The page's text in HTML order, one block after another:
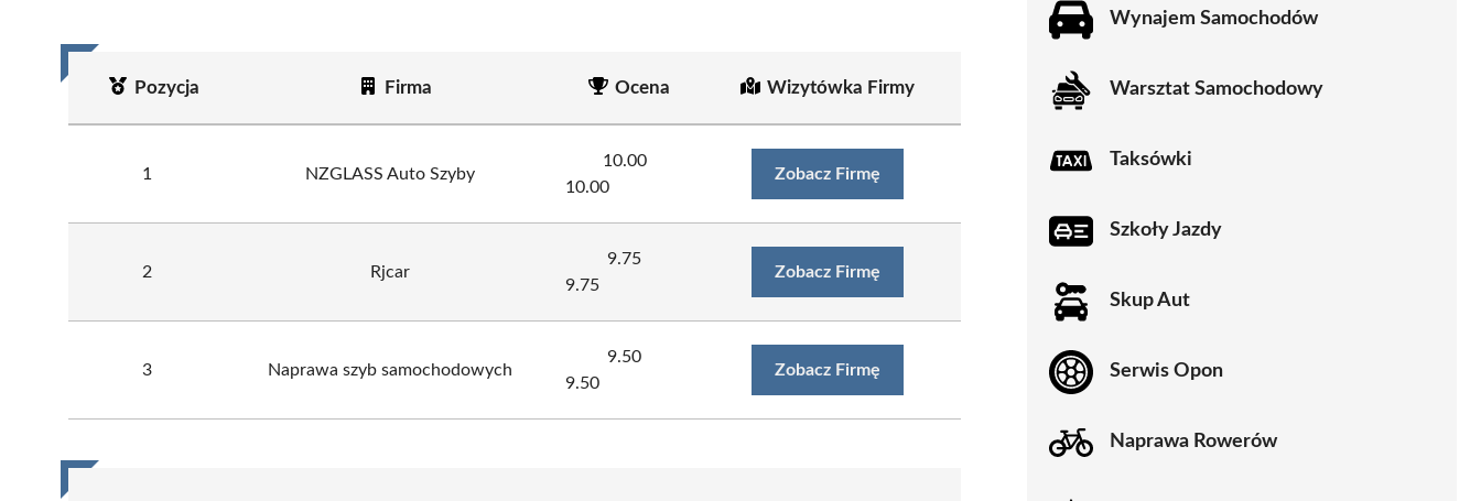
Pozycja Firma Ocena Wizytówka Firmy
1 NZGLASS Auto Szyby
10.00
10.00
Zobacz Firmę
2 Rjcar
9.75
9.75
Zobacz Firmę
3 Naprawa szyb samochodowych
9.50
9.50
Zobacz Firmę
Wynajem Samochodów
Warsztat Samochodowy
Taksówki
Szkoły Jazdy
Skup Aut
Serwis Opon
Naprawa Rowerów